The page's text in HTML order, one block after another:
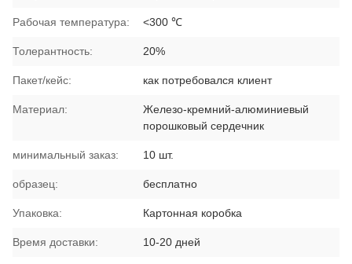
Рабочая температура: <300 ℃
Толерантность: 20%
Пакет/кейс: как потребовался клиент
Материал:
Железо-кремний-алюминиевый
порошковый сердечник
минимальный заказ: 10 шт.
образец: бесплатно
Упаковка: Картонная коробка
Время доставки: 10-20 дней